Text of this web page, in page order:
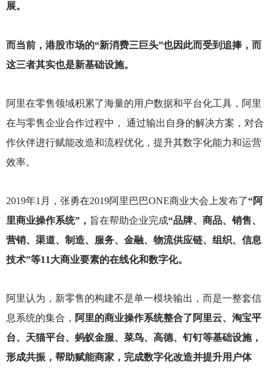
展。
而当前，港股市场的“新消费三巨头”也因此而受到追捧，而
这三者其实也是新基础设施。
阿里在零售领域积累了海量的用户数据和平台化工具，阿里
在与零售企业合作过程中， 通过输出自身的解决方案，对合
作伙伴进行赋能改造和流程优化，提升其数字化能力和运营
效率。
2019年1月，张勇在2019阿里巴巴ONE商业大会上发布了“阿
里商业操作系统”， 旨在帮助企业完成“品牌、商品、销售、
营销、渠道、制造、服务、金融、物流供应链、组织、信息
技术”等11大商业要素的在线化和数字化。
阿里认为，新零售的构建不是单一模块输出，而是一整套信
息系统的集合， 阿里的商业操作系统整合了阿里云、淘宝平
台、天猫平台、蚂蚁金服、菜鸟、高德、钉钉等基础设施，
形成共振，帮助赋能商家，完成数字化改造并提升用户体